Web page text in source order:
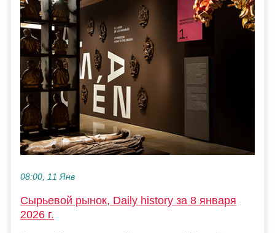
08:00, 11 Янв
Сырьевой рынок, Daily history за 8 января
2026 г.